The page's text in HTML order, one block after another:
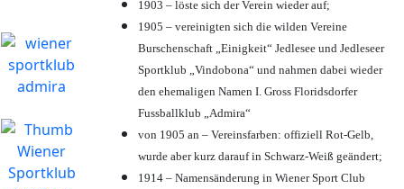
1903 – löste sich der Verein wieder auf;
1905 – vereinigten sich die wilden Vereine
Burschenschaft „Einigkeit“ Jedlesee und Jedleseer
Sportklub „Vindobona“ und nahmen dabei wieder
den ehemaligen Namen I. Gross Floridsdorfer
Fussballklub „Admira“
von 1905 an – Vereinsfarben: offiziell Rot-Gelb,
wurde aber kurz darauf in Schwarz-Weiß geändert;
1914 – Namensänderung in Wiener Sport Club